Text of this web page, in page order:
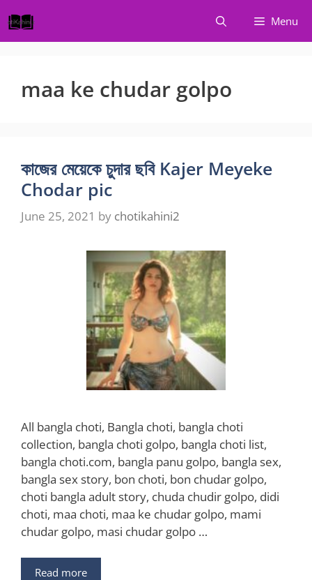
to
content
Menu
maa ke chudar golpo
কাজের মেয়েকে চুদার ছবি Kajer Meyeke
Chodar pic
June 25, 2021 by chotikahini2
All bangla choti, Bangla choti, bangla choti
collection, bangla choti golpo, bangla choti list,
bangla choti.com, bangla panu golpo, bangla sex,
bangla sex story, bon choti, bon chudar golpo,
choti bangla adult story, chuda chudir golpo, didi
choti, maa choti, maa ke chudar golpo, mami
chudar golpo, masi chudar golpo …
Read more